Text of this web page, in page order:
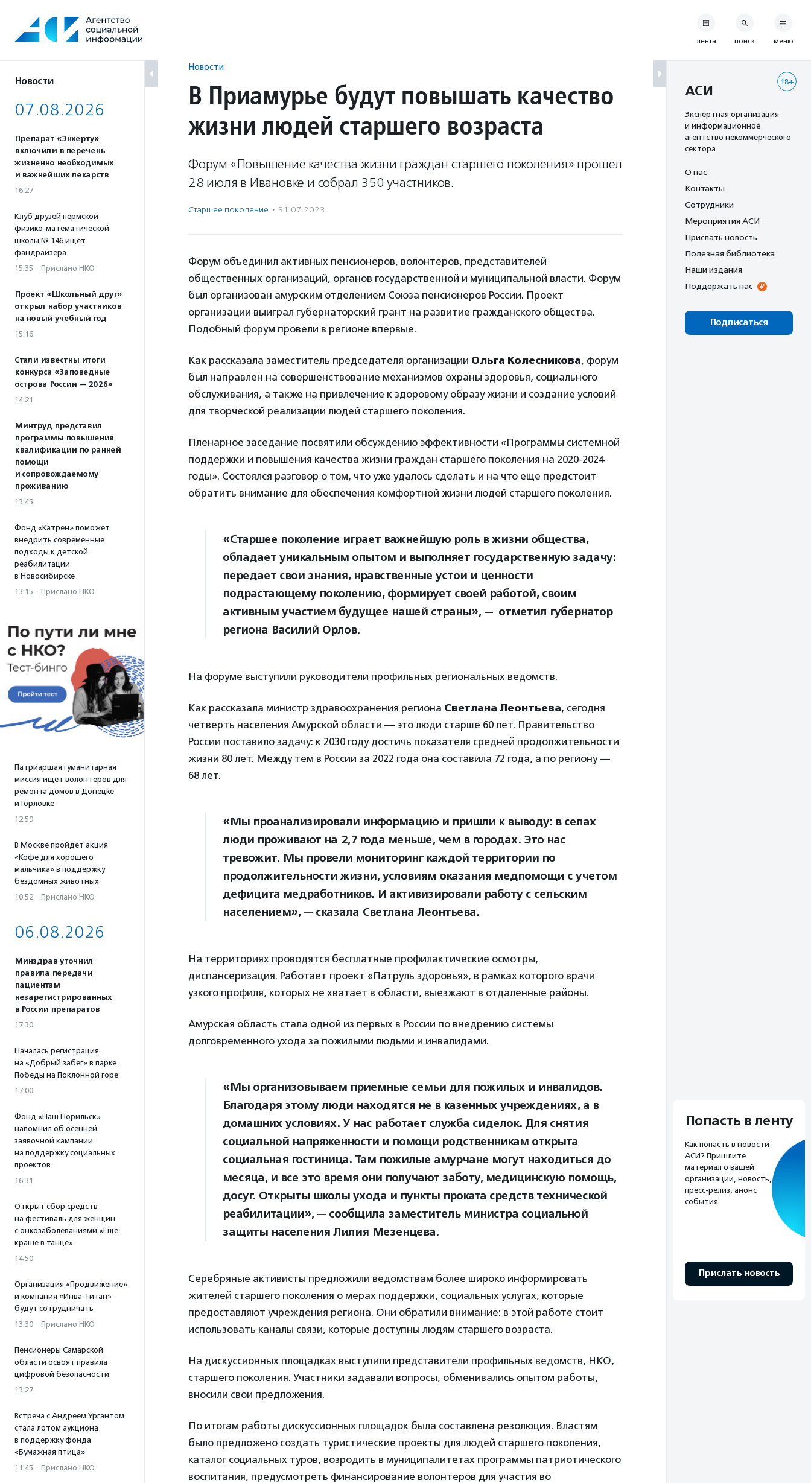
содержанию
Новости
07.08.2026
Препарат «Энхерту»
включили в перечень
жизненно необходимых
и важнейших лекарств
16:27
Клуб друзей пермской
физико-математической
школы № 146 ищет
фандрайзера
15:35 · Прислано НКО
Проект «Школьный друг»
открыл набор участников
на новый учебный год
15:16
Стали известны итоги
конкурса «Заповедные
острова России — 2026»
14:21
Минтруд представил
программы повышения
квалификации по ранней
помощи
и сопровождаемому
проживанию
13:45
Фонд «Катрен» поможет
внедрить современные
подходы к детской
реабилитации
в Новосибирске
13:15 · Прислано НКО
Патриаршая гуманитарная
миссия ищет волонтеров для
ремонта домов в Донецке
и Горловке
12:59
В Москве пройдет акция
«Кофе для хорошего
мальчика» в поддержку
бездомных животных
10:52 · Прислано НКО
06.08.2026
Минздрав уточнил
правила передачи
пациентам
незарегистрированных
в России препаратов
17:30
Началась регистрация
на «Добрый забег» в парке
Победы на Поклонной горе
17:00
Фонд «Наш Норильск»
напомнил об осенней
заявочной кампании
на поддержку социальных
проектов
16:31
Открыт сбор средств
на фестиваль для женщин
с онкозаболеваниями «Еще
краше в танце»
14:50
Организация «Продвижение»
и компания «Инва-Титан»
будут сотрудничать
13:30 · Прислано НКО
Пенсионеры Самарской
области освоят правила
цифровой безопасности
13:27
Встреча с Андреем Ургантом
стала лотом аукциона
в поддержку фонда
«Бумажная птица»
11:45 · Прислано НКО
Новости
В Приамурье будут повышать качество
жизни людей старшего возраста
Форум «Повышение качества жизни граждан старшего поколения» прошел
28 июля в Ивановке и собрал 350 участников.
Старшее поколение · 31.07.2023
Форум объединил активных пенсионеров, волонтеров, представителей
общественных организаций, органов государственной и муниципальной власти. Форум
был организован амурским отделением Союза пенсионеров России. Проект
организации выиграл губернаторский грант на развитие гражданского общества.
Подобный форум провели в регионе впервые.
Как рассказала заместитель председателя организации Ольга Колесникова, форум
был направлен на совершенствование механизмов охраны здоровья, социального
обслуживания, а также на привлечение к здоровому образу жизни и создание условий
для творческой реализации людей старшего поколения.
Пленарное заседание посвятили обсуждению эффективности «Программы системной
поддержки и повышения качества жизни граждан старшего поколения на 2020-2024
годы». Состоялся разговор о том, что уже удалось сделать и на что еще предстоит
обратить внимание для обеспечения комфортной жизни людей старшего поколения.
«Старшее поколение играет важнейшую роль в жизни общества,
обладает уникальным опытом и выполняет государственную задачу:
передает свои знания, нравственные устои и ценности
подрастающему поколению, формирует своей работой, своим
активным участием будущее нашей страны», — отметил губернатор
региона Василий Орлов.
На форуме выступили руководители профильных региональных ведомств.
Как рассказала министр здравоохранения региона Светлана Леонтьева, сегодня
четверть населения Амурской области — это люди старше 60 лет. Правительство
России поставило задачу: к 2030 году достичь показателя средней продолжительности
жизни 80 лет. Между тем в России за 2022 года она составила 72 года, а по региону —
68 лет.
«Мы проанализировали информацию и пришли к выводу: в селах
люди проживают на 2,7 года меньше, чем в городах. Это нас
тревожит. Мы провели мониторинг каждой территории по
продолжительности жизни, условиям оказания медпомощи с учетом
дефицита медработников. И активизировали работу с сельским
населением», — сказала Светлана Леонтьева.
На территориях проводятся бесплатные профилактические осмотры,
диспансеризация. Работает проект «Патруль здоровья», в рамках которого врачи
узкого профиля, которых не хватает в области, выезжают в отдаленные районы.
Амурская область стала одной из первых в России по внедрению системы
долговременного ухода за пожилыми людьми и инвалидами.
«Мы организовываем приемные семьи для пожилых и инвалидов.
Благодаря этому люди находятся не в казенных учреждениях, а в
домашних условиях. У нас работает служба сиделок. Для снятия
социальной напряженности и помощи родственникам открыта
социальная гостиница. Там пожилые амурчане могут находиться до
месяца, и все это время они получают заботу, медицинскую помощь,
досуг. Открыты школы ухода и пункты проката средств технической
реабилитации», — сообщила заместитель министра социальной
защиты населения Лилия Мезенцева.
Серебряные активисты предложили ведомствам более широко информировать
жителей старшего поколения о мерах поддержки, социальных услугах, которые
предоставляют учреждения региона. Они обратили внимание: в этой работе стоит
использовать каналы связи, которые доступны людям старшего возраста.
На дискуссионных площадках выступили представители профильных ведомств, НКО,
старшего поколения. Участники задавали вопросы, обменивались опытом работы,
вносили свои предложения.
По итогам работы дискуссионных площадок была составлена резолюция. Властям
было предложено создать туристические проекты для людей старшего поколения,
каталог социальных туров, возродить в муниципалитетах программы патриотического
воспитания, предусмотреть финансирование волонтеров для участия во
лента поиск меню
18+
АСИ
Экспертная организация
и информационное
агентство некоммерческого
сектора
О нас
Контакты
Сотрудники
Мероприятия АСИ
Прислать новость
Полезная библиотека
Наши издания
Поддержать нас
Подписаться
Попасть в ленту
Как попасть в новости
АСИ? Пришлите
материал о вашей
организации, новость,
пресс-релиз, анонс
события.
Прислать новость